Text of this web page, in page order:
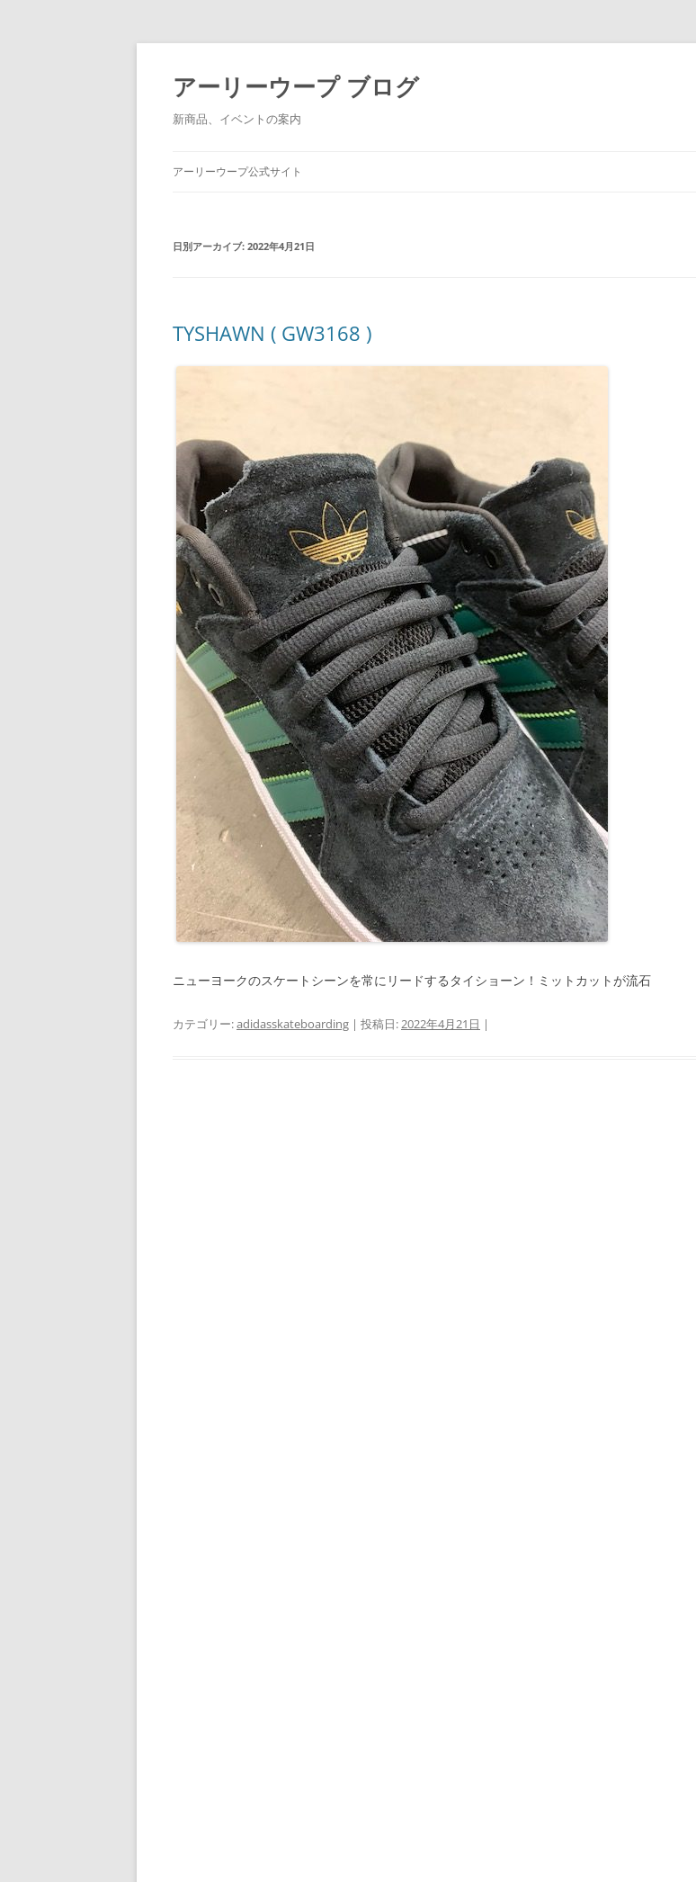
アーリーウープ ブログ
新商品、イベントの案内
アーリーウープ公式サイト
日別アーカイブ: 2022年4月21日
TYSHAWN ( GW3168 )
ニューヨークのスケートシーンを常にリードするタイショーン！ミットカットが流石
カテゴリー:adidasskateboarding | 投稿日:2022年4月21日 |